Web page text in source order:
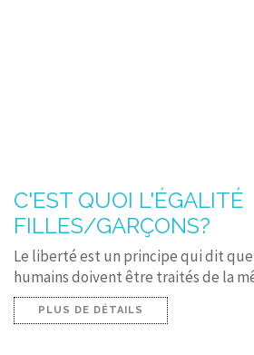
C'EST QUOI L'ÉGALITÉ
FILLES/GARÇONS?
Le liberté est un principe qui dit
humains doivent être traités de la
PLUS DE DÉTAILS